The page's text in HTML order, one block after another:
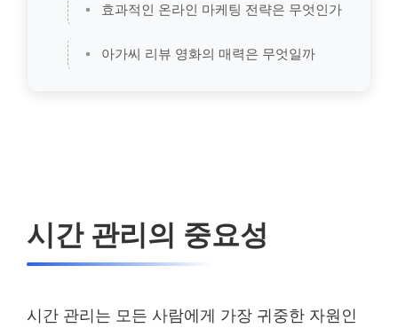
효과적인 온라인 마케팅 전략은 무엇인가
아가씨 리뷰 영화의 매력은 무엇일까
시간 관리의 중요성
시간 관리는 모든 사람에게 가장 귀중한 자원인